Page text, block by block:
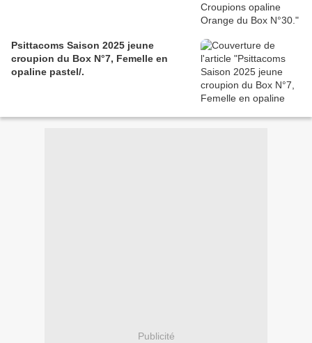
Psittacoms Saison 2025 jeune
croupion du Box N°7, Femelle en
opaline pastel/.
Publicité